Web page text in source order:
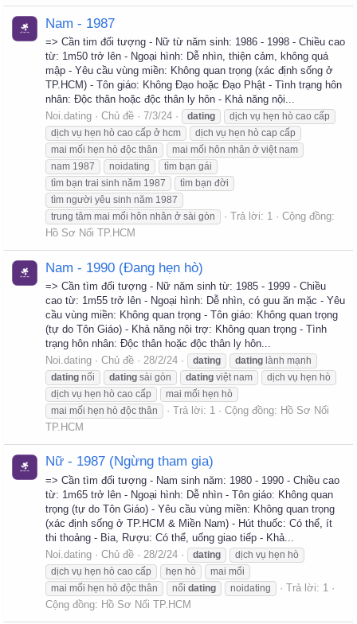
Nam - 1987
=> Cần tim đối tượng - Nữ từ năm sinh: 1986 - 1998 - Chiều cao
từ: 1m50 trở lên - Ngoại hình: Dễ nhìn, thiện cảm, không quá
mập - Yêu cầu vùng miền: Không quan trọng (xác định sống ở
TP.HCM) - Tôn giáo: Không Đạo hoặc Đạo Phật - Tình trạng hôn
nhân: Độc thân hoặc độc thân ly hôn - Khả năng nội...
Noi.dating
Chủ đề 7/3/24 dating
dịch vụ hẹn hò cao cấp
dịch vụ hẹn hò cao cấp ở hcm
dịch vụ hẹn hò cap cấp
mai mối hẹn hò độc thân
mai mối hôn nhân ở việt nam
nam 1987
noidating
tìm bạn gái
tìm bạn trai sinh năm 1987
tìm bạn đời
tìm người yêu sinh năm 1987
trung tâm mai mối hôn nhân ở sài gòn
Trả lời: 1
Cộng đồng:
Hồ Sơ Nối TP.HCM
Nam - 1990 (Đang hẹn hò)
=> Cần tìm đối tượng - Nữ năm sinh từ: 1985 - 1999 - Chiều
cao từ: 1m55 trở lên - Ngoại hình: Dễ nhìn, có guu ăn mặc - Yêu
cầu vùng miền: Không quan trọng - Tôn giáo: Không quan trọng
(tự do Tôn Giáo) - Khả năng nội trợ: Không quan trọng - Tình
trạng hôn nhân: Độc thân hoặc độc thân ly hôn...
Noi.dating
Chủ đề 28/2/24 dating dating lành mạnh
dating nối dating sài gòn dating việt nam
dịch vụ hẹn hò
dịch vụ hẹn hò cao cấp
mai mối hẹn hò
mai mối hẹn hò độc thân
Trả lời: 1 Cộng đồng: Hồ Sơ Nối
TP.HCM
Nữ - 1987 (Ngừng tham gia)
=> Cần tìm đối tượng - Nam sinh năm: 1980 - 1990 - Chiều cao
từ: 1m65 trở lên - Ngoại hình: Dễ nhìn - Tôn giáo: Không quan
trọng (tự do Tôn Giáo) - Yêu cầu vùng miền: Không quan trọng
(xác định sống ở TP.HCM & Miền Nam) - Hút thuốc: Có thể, ít
thi thoảng - Bia, Rượu: Có thể, uống giao tiếp - Khả...
Noi.dating
Chủ đề 28/2/24 dating
dịch vụ hẹn hò
dịch vụ hẹn hò cao cấp
hẹn hò
mai mối
mai mối hẹn hò độc thân
nối dating noidating
Trả lời: 1
Cộng đồng: Hồ Sơ Nối TP.HCM